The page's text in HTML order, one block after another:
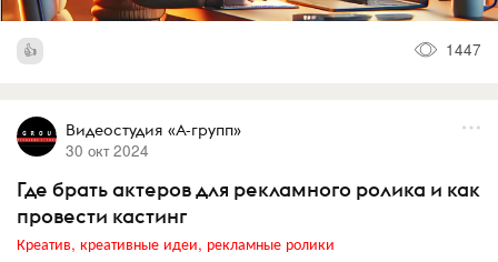
1447
Видеостудия «А-групп»
30 окт 2024
Где брать актеров для рекламного ролика и как
провести кастинг
Креатив, креативные идеи, рекламные ролики